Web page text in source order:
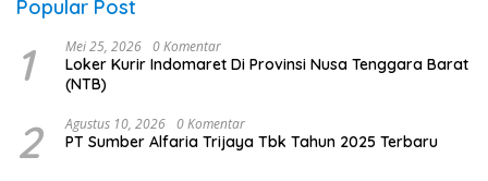
Popular Post
1 Mei 25, 2026 0 Komentar
Loker Kurir Indomaret Di Provinsi Nusa Tenggara Barat
(NTB)
2 Agustus 10, 2026 0 Komentar
PT Sumber Alfaria Trijaya Tbk Tahun 2025 Terbaru